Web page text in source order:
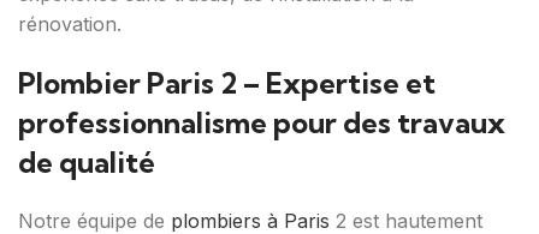
rénovation.
Plombier Paris 2 – Expertise et
professionnalisme pour des travaux
de qualité
Notre équipe de plombiers à Paris 2 est hautement